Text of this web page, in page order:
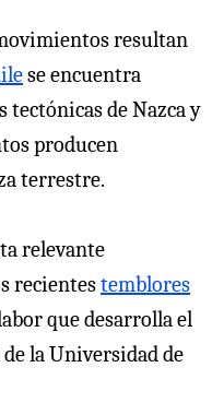
resultan
se encuentra
tectónicas de Nazca y
producen
terrestre.
relevante
recientestemblores
que desarrolla el
de la Universidad de